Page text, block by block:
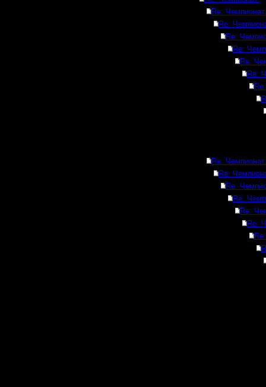
Re: Чемпионат.
Re:
Re:
Re:
Re:
Re:
Re: Чемпионат.
Re:
Re:
Re:
Re:
Re: